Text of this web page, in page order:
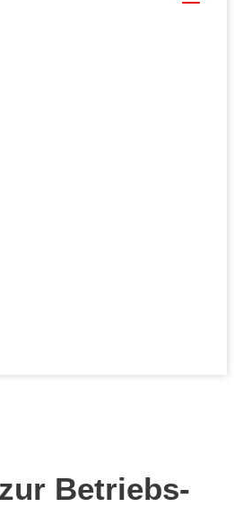
Betriebs­